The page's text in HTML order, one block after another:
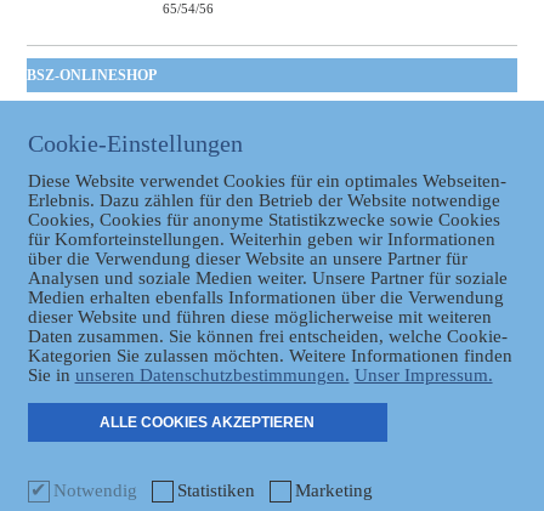
65/54/56
BSZ-ONLINESHOP
Taschenbuch
GVBl | Einbanddecke
Datenschutz
Cookie-Einstellungen
Diese Website verwendet Cookies für ein optimales Webseiten-
Erlebnis. Dazu zählen für den Betrieb der Website notwendige
Cookies, Cookies für anonyme Statistikzwecke sowie Cookies
für Komforteinstellungen. Weiterhin geben wir Informationen
über die Verwendung dieser Website an unsere Partner für
Analysen und soziale Medien weiter. Unsere Partner für soziale
Medien erhalten ebenfalls Informationen über die Verwendung
dieser Website und führen diese möglicherweise mit weiteren
Daten zusammen. Sie können frei entscheiden, welche Cookie-
Kategorien Sie zulassen möchten. Weitere Informationen finden
Sie in unseren Datenschutzbestimmungen. Unser Impressum.
ALLE COOKIES AKZEPTIEREN
Notwendig Statistiken Marketing